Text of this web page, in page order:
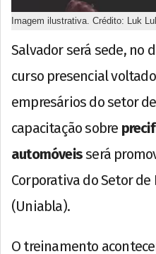
Imagem ilustrativa. Crédito: Luk
Salvador será sede, no
curso presencial
empresários do setor
capacitação sobre
automóveisserá
Corporativa do Setor de
(Uniabla).
O treinamento